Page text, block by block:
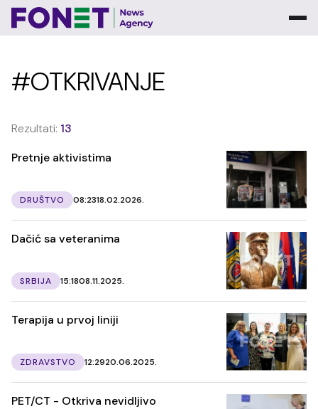
#OTKRIVANJE
Rezultati: 13
Pretnje aktivistima
DRUŠTVO 08:2318.02.2026.
Dačić sa veteranima
SRBIJA 15:1808.11.2025.
Terapija u prvoj liniji
ZDRAVSTVO 12:2920.06.2025.
PET/CT - Otkriva nevidljivo